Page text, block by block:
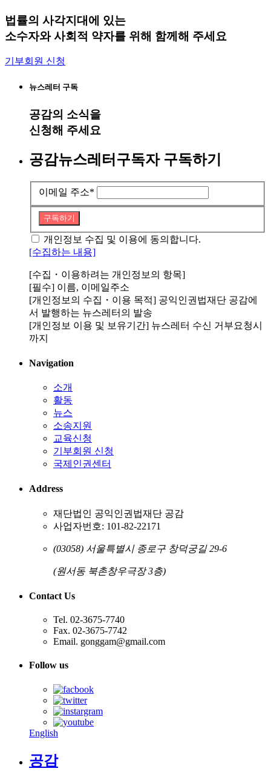
법률의 사각지대에 있는
소수자와 사회적 약자를 위해 함께해 주세요
기부회원 신청
뉴스레터 구독
공감의 소식을
신청해 주세요
공감뉴스레터구독자 구독하기
이메일 주소*
구독하기
개인정보 수집 및 이용에 동의합니다.
[수집하는 내용]
[수집・이용하려는 개인정보의 항목]
[필수] 이름, 이메일주소
[개인정보의 수집・이용 목적] 공익인권법재단 공감에
서 발행하는 뉴스레터의 발송
[개인정보 이용 및 보유기간] 뉴스레터 수신 거부요청시
까지
Navigation
소개
활동
뉴스
소송지원
교육신청
기부회원 신청
국제인권센터
Address
재단법인 공익인권법재단 공감
사업자번호: 101-82-22171
(03058) 서울특별시 종로구 창덕궁길 29-6
(원서동 북촌창우극장 3층)
Contact Us
Tel. 02-3675-7740
Fax. 02-3675-7742
Email. gonggam@gmail.com
Follow us
English
공감